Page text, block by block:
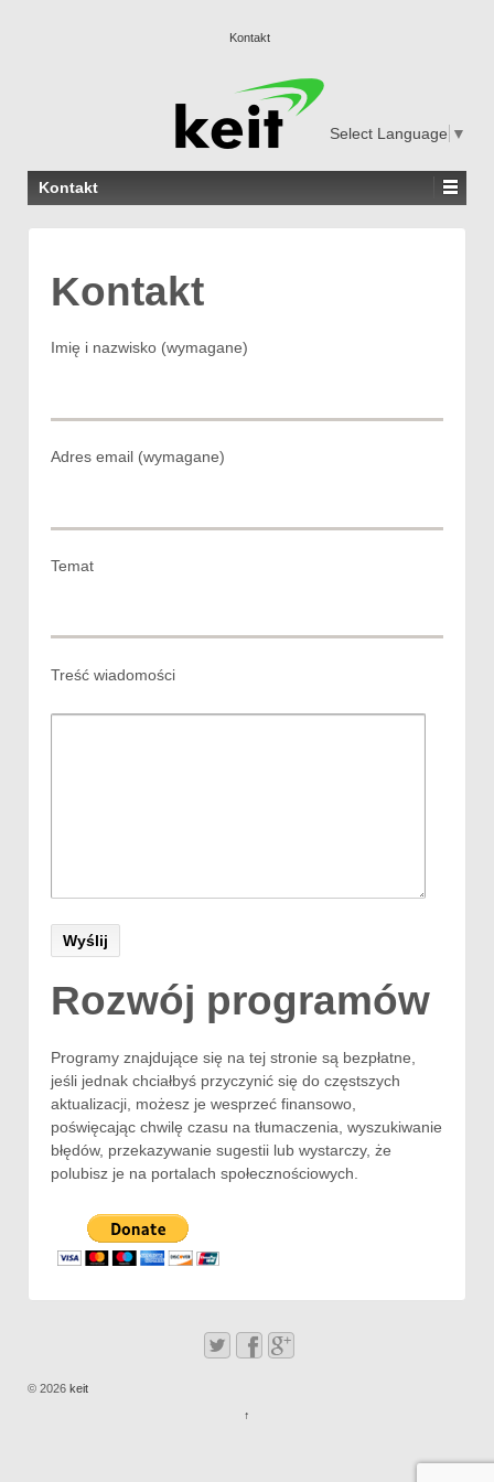
Kontakt
Select Language ▼
Kontakt
Kontakt
Imię i nazwisko (wymagane)
Adres email (wymagane)
Temat
Treść wiadomości
Rozwój programów
Programy znajdujące się na tej stronie są bezpłatne,
jeśli jednak chciałbyś przyczynić się do częstszych
aktualizacji, możesz je wesprzeć finansowo,
poświęcając chwilę czasu na tłumaczenia, wyszukiwanie
błędów, przekazywanie sugestii lub wystarczy, że
polubisz je na portalach społecznościowych.
© 2026 keit
↑